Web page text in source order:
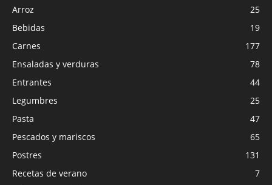
Arroz
25
Bebidas
19
Carnes
177
Ensaladas y verduras
78
Entrantes
44
Legumbres
25
Pasta
47
Pescados y mariscos
65
Postres
131
Recetas de verano
7